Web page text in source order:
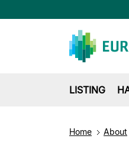
LISTING
Home About